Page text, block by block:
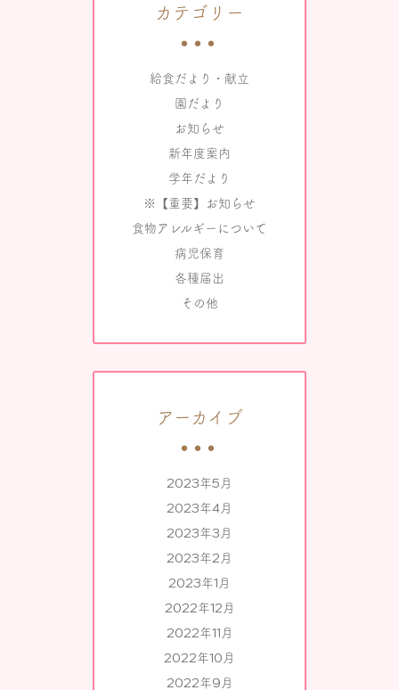
カテゴリー
給食だより・献立
園だより
お知らせ
新年度案内
学年だより
※【重要】お知らせ
食物アレルギーについて
病児保育
各種届出
その他
アーカイブ
2023年5月
2023年4月
2023年3月
2023年2月
2023年1月
2022年12月
2022年11月
2022年10月
2022年9月